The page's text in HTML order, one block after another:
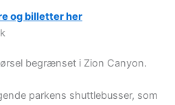
og billetter her
begrænset i Zion Canyon.
parkens shuttlebusser, som